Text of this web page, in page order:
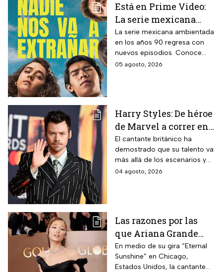
Está en Prime Video:
La serie mexicana
noventera de la que
todos están hablando
y que se ve en un fin
de semana
La serie mexicana ambientada
en los años 90 regresa con
nuevos episodios. Conoce
cuándo se estrena, qué
05 agosto, 2026
Harry Styles: De héroe
de Marvel a correr en
Chapultepec; las
apariciones del
cantante en el cine
El cantante británico ha
demostrado que su talento va
más allá de los escenarios y
ha llegado a la pantalla
04 agosto, 2026
Las razones por las
que Ariana Grande
hará una pausa en su
carrera
En medio de su gira “Eternal
Sunshine” en Chicago,
Estados Unidos, la cantante